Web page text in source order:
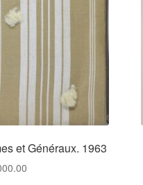
et Généraux. 1963